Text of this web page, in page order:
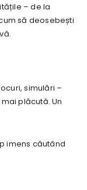
– de la
să deosebești
simulări –
plăcută. Un
imens căutând